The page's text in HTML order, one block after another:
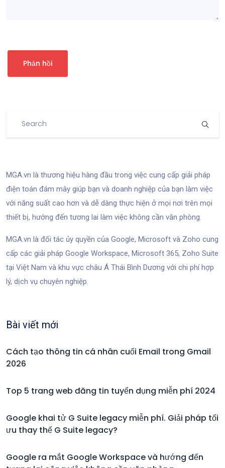
MGA.vn là thương hiệu hàng đầu trong việc cung cấp giải pháp
điện toán đám mây giúp bạn và doanh nghiệp của bạn làm việc
với năng suất cao hơn và dễ dàng thực hiện ở mọi nơi trên mọi
thiết bị, hướng đến tương lai làm việc không cần văn phòng.
MGA.vn là đối tác ủy quyền của Google, Microsoft và Zoho cung
cấp các giải pháp Google Workspace, Microsoft 365, Zoho Suite
tại Việt Nam và khu vực châu Á Thái Bình Dương với chi phí hợp
lý, dịch vụ chuyên nghiệp.
Bài viết mới
Cách tạo thông tin cá nhân cuối Email trong Gmail
2026
Top 5 trang web đăng tin tuyển dụng miễn phí 2024
Google khai tử G Suite legacy miễn phí. Giải pháp tối
ưu thay thế G Suite legacy?
Google ra mắt Google Workspace và hướng đến